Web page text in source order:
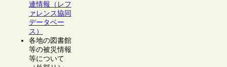
連情報（レフ
ァレンス協同
データベー
ス）
各地の図書館
等の被災情報
等について